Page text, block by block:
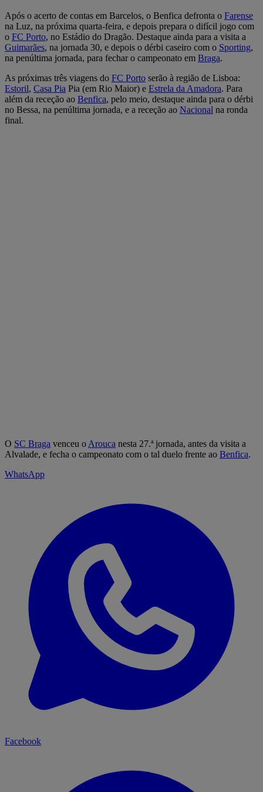
Após o acerto de contas em Barcelos, o Benfica defronta o Farense
na Luz, na próxima quarta-feira, e depois prepara o difícil jogo com
o FC Porto, no Estádio do Dragão. Destaque ainda para a visita a
Guimarães, na jornada 30, e depois o dérbi caseiro com o Sporting,
na penúltima jornada, para fechar o campeonato em Braga.
As próximas três viagens do FC Porto serão à região de Lisboa:
Estoril, Casa Pia Pia (em Rio Maior) e Estrela da Amadora. Para
além da receção ao Benfica, pelo meio, destaque ainda para o dérbi
no Bessa, na penúltima jornada, e a receção ao Nacional na ronda
final.
O SC Braga venceu o Arouca nesta 27.ª jornada, antes da visita a
Alvalade, e fecha o campeonato com o tal duelo frente ao Benfica.
WhatsApp
Facebook